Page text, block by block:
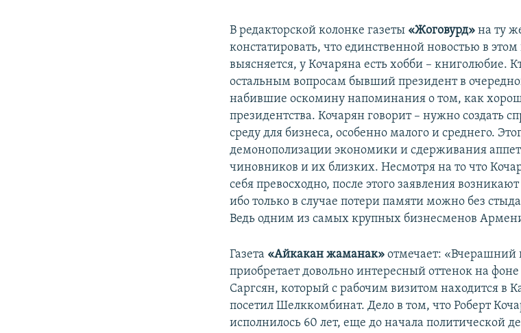
В редакторской колонке газеты «Жоговурд»на ту
констатировать, что единственной новостью в
выясняется, у Кочаряна есть хобби – книголюбие.
остальным вопросам бывший президент в
набившие оскомину напоминания о том, как
президентства. Кочарян говорит – нужно создать
среду для бизнеса, особенно малого и среднего.
демонополизации экономики и сдерживания
чиновников и их близких. Несмотря на то что
себя превосходно, после этого заявления
ибо только в случае потери памяти можно без
Ведь одним из самых крупных бизнесменов
Газета «Айкакан жаманак»отмечает: «Вчерашний
приобретает довольно интересный оттенок на
Саргсян, который с рабочим визитом находится в
посетил Шелккомбинат. Дело в том, что Роберт
исполнилось 60 лет, еще до начала политической